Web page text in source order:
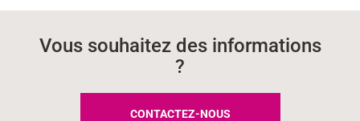
Vous souhaitez des informations
?
CONTACTEZ-NOUS